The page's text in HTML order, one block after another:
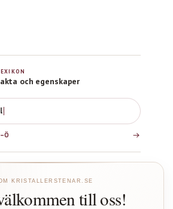
och egenskaper
KRISTALLERSTENAR.SE
till oss!